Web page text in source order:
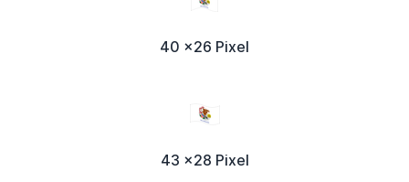
40 x26 Pixel
43 x28 Pixel